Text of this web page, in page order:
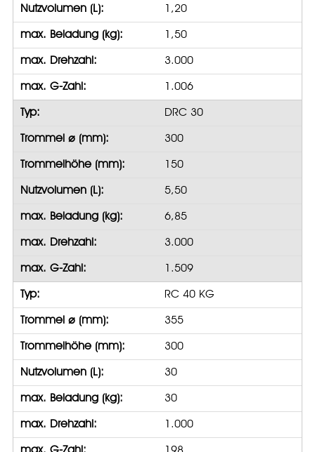
Nutzvolumen (L): 1,20
max. Beladung (kg): 1,50
max. Drehzahl: 3.000
max. G-Zahl: 1.006
Typ: DRC 30
Trommel ⌀ (mm): 300
Trommelhöhe (mm): 150
Nutzvolumen (L): 5,50
max. Beladung (kg): 6,85
max. Drehzahl: 3.000
max. G-Zahl: 1.509
Typ: RC 40 KG
Trommel ⌀ (mm): 355
Trommelhöhe (mm): 300
Nutzvolumen (L): 30
max. Beladung (kg): 30
max. Drehzahl: 1.000